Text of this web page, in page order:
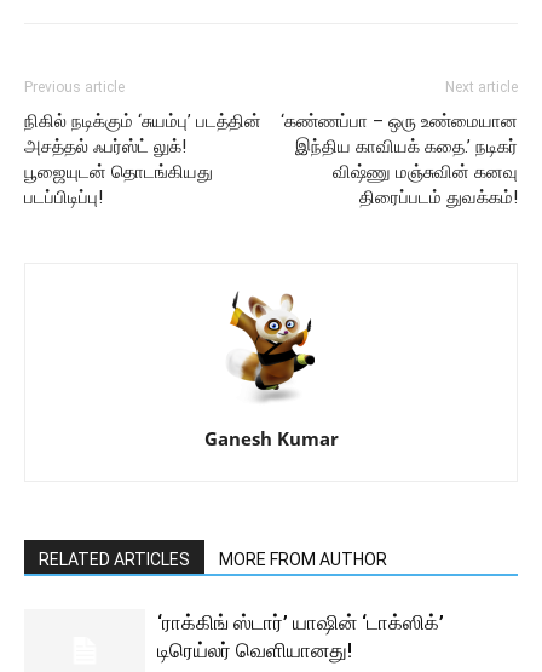
Previous article
நிகில் நடிக்கும் ‘சுயம்பு’ படத்தின்
அசத்தல் ஃபர்ஸ்ட் லுக்!
பூஜையுடன் தொடங்கியது
படப்பிடிப்பு!
Next article
‘கண்ணப்பா – ஒரு உண்மையான
இந்திய காவியக் கதை.’ நடிகர்
விஷ்ணு மஞ்சுவின் கனவு
திரைப்படம் துவக்கம்!
Ganesh Kumar
RELATED ARTICLES MORE FROM AUTHOR
‘ராக்கிங் ஸ்டார்’ யாஷின் ‘டாக்ஸிக்’
டிரெய்லர் வெளியானது!